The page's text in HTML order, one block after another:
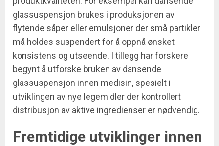
glassuspensjon brukes i produksjonen av
flytende såper eller emulsjoner der små partikler
må holdes suspendert for å oppnå ønsket
konsistens og utseende. I tillegg har forskere
begynt å utforske bruken av dansende
glassuspensjon innen medisin, spesielt i
utviklingen av nye legemidler der kontrollert
distribusjon av aktive ingredienser er nødvendig.
Fremtidige utviklinger innen